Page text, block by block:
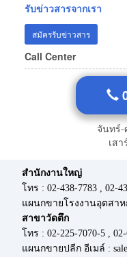
รับข่าวสารจากเรา
สมัครรับข่าวสาร
Call Center
จันทร์-
เส
สำนักงานใหญ่
โทร : 02-438-7783 , 02-
แผนกขายโรงงานอุตสาห
สาขาวัดตึก
โทร : 02-225-7070-5 ,
แผนกขายปลีก อีเมล์ :